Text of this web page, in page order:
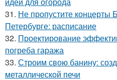
31. Не пропустите концерты
Петербурге: расписание
32. Проектирование
погреба гаража
33. Строим свою банину:
металлической печи